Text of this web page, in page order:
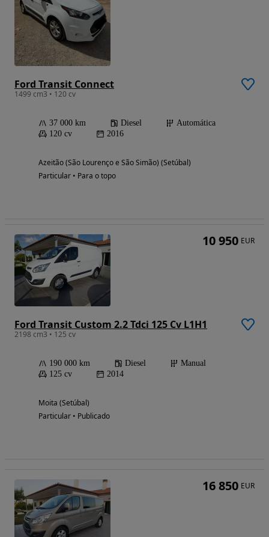
Ford Transit Connect
1499 cm3 • 120 cv
37 000 km Diesel
Automática
120 cv
2016
Azeitão (São Lourenço e São Simão) (Setúbal)
Particular • Para o topo
Ford Transit Custom 2.2 Tdci 125 Cv L1H1
2198 cm3 • 125 cv
190 000 km Diesel
Manual
125 cv
2014
Moita (Setúbal)
Particular • Publicado
10 950 EUR
16 850 EUR